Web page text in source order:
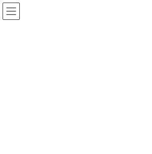
コ
ン
ナ
ビ